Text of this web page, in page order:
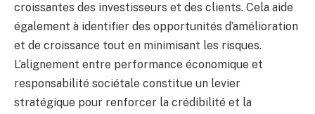
croissantes des investisseurs et des clients. Cela aide
également à identifier des opportunités d’amélioration
et de croissance tout en minimisant les risques.
L’alignement entre performance économique et
responsabilité sociétale constitue un levier
stratégique pour renforcer la crédibilité et la